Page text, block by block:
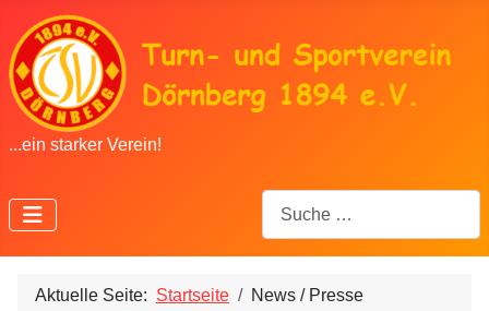
...ein starker Verein!
Aktuelle Seite: Startseite
News / Presse